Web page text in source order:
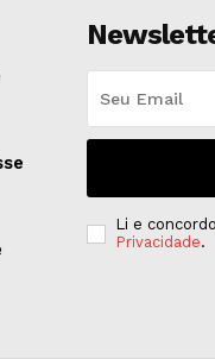
Li e
Privacidade.